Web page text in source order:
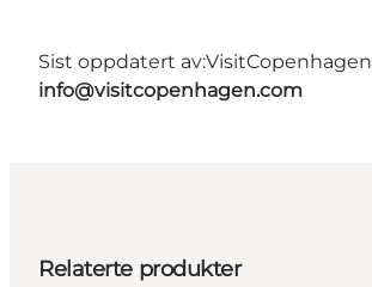
Sist oppdatert av:VisitCopenhagen
info@visitcopenhagen.com
Relaterte produkter